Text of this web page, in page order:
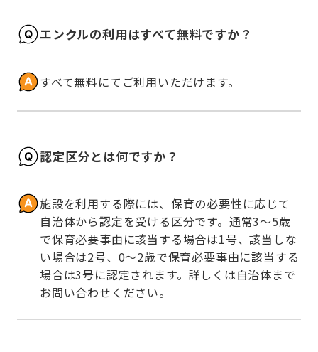
エンクルの利用はすべて無料ですか？
すべて無料にてご利用いただけます。
認定区分とは何ですか？
施設を利用する際には、保育の必要性に応じて
自治体から認定を受ける区分です。通常3～5歳
で保育必要事由に該当する場合は1号、該当しな
い場合は2号、0～2歳で保育必要事由に該当する
場合は3号に認定されます。詳しくは自治体まで
お問い合わせください。